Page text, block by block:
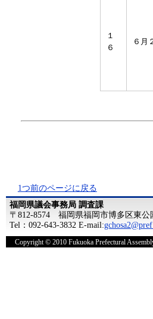
１
６
６月
1つ前のページに戻る
福岡県議会事務局 調査課
〒812-8574 福岡県福岡市博多区東公
Tel：092-643-3832 E-mail:
Copyright © 2010 Fukuoka Prefectural